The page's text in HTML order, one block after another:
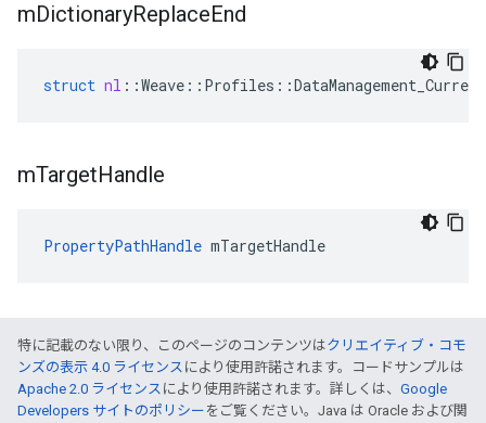
mDictionaryReplaceEnd
struct nl ::Weave :: Profiles ::DataManagement_Current
mTargetHandle
PropertyPathHandle mTargetHandle
特に記載のない限り、このページのコンテンツはクリエイティブ・コモ
ンズの表示 4.0 ライセンス により使用許諾されます。コードサンプルは
Apache 2.0 ライセンス により使用許諾されます。詳しくは、 Google
Developers サイトのポリシー をご覧ください。Java は Oracle および関